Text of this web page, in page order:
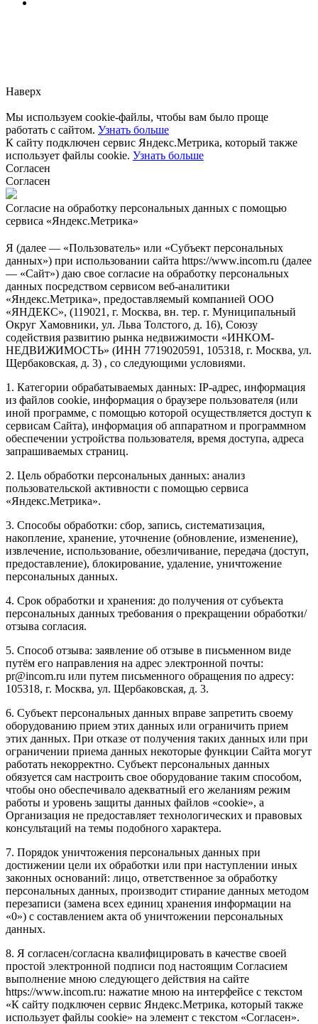
Наверх
Мы используем cookie-файлы, чтобы вам было проще
работать с сайтом. Узнать больше
К сайту подключен сервис Яндекс.Метрика, который также
использует файлы cookie. Узнать больше
Согласен
Согласен
Согласие на обработку персональных данных с помощью
сервиса «Яндекс.Метрика»
Я (далее — «Пользователь» или «Субъект персональных
данных») при использовании сайта https://www.incom.ru (далее
— «Сайт») даю свое согласие на обработку персональных
данных посредством сервисом веб-аналитики
«Яндекс.Метрика», предоставляемый компанией ООО
«ЯНДЕКС», (119021, г. Москва, вн. тер. г. Муниципальный
Округ Хамовники, ул. Льва Толстого, д. 16), Союзу
содействия развитию рынка недвижимости «ИНКОМ-
НЕДВИЖИМОСТЬ» (ИНН 7719020591, 105318, г. Москва, ул.
Щербаковская, д. 3) , со следующими условиями.
1. Категории обрабатываемых данных: IP-адрес, информация
из файлов cookie, информация о браузере пользователя (или
иной программе, с помощью которой осуществляется доступ к
сервисам Сайта), информация об аппаратном и программном
обеспечении устройства пользователя, время доступа, адреса
запрашиваемых страниц.
2. Цель обработки персональных данных: анализ
пользовательской активности с помощью сервиса
«Яндекс.Метрика».
3. Способы обработки: сбор, запись, систематизация,
накопление, хранение, уточнение (обновление, изменение),
извлечение, использование, обезличивание, передача (доступ,
предоставление), блокирование, удаление, уничтожение
персональных данных.
4. Срок обработки и хранения: до получения от субъекта
персональных данных требования о прекращении обработки/
отзыва согласия.
5. Способ отзыва: заявление об отзыве в письменном виде
путём его направления на адрес электронной почты:
pr@incom.ru или путем письменного обращения по адресу:
105318, г. Москва, ул. Щербаковская, д. 3.
6. Субъект персональных данных вправе запретить своему
оборудованию прием этих данных или ограничить прием
этих данных. При отказе от получения таких данных или при
ограничении приема данных некоторые функции Сайта могут
работать некорректно. Субъект персональных данных
обязуется сам настроить свое оборудование таким способом,
чтобы оно обеспечивало адекватный его желаниям режим
работы и уровень защиты данных файлов «cookie», а
Организация не предоставляет технологических и правовых
консультаций на темы подобного характера.
7. Порядок уничтожения персональных данных при
достижении цели их обработки или при наступлении иных
законных оснований: лицо, ответственное за обработку
персональных данных, производит стирание данных методом
перезаписи (замена всех единиц хранения информации на
«0») с составлением акта об уничтожении персональных
данных.
8. Я согласен/согласна квалифицировать в качестве своей
простой электронной подписи под настоящим Согласием
выполнение мною следующего действия на сайте
https://www.incom.ru: нажатие мною на интерфейсе с текстом
«К сайту подключен сервис Яндекс.Метрика, который также
использует файлы cookie» на элемент с текстом «Согласен».